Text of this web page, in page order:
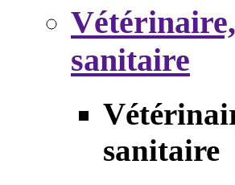
sanitaire
sanitaire